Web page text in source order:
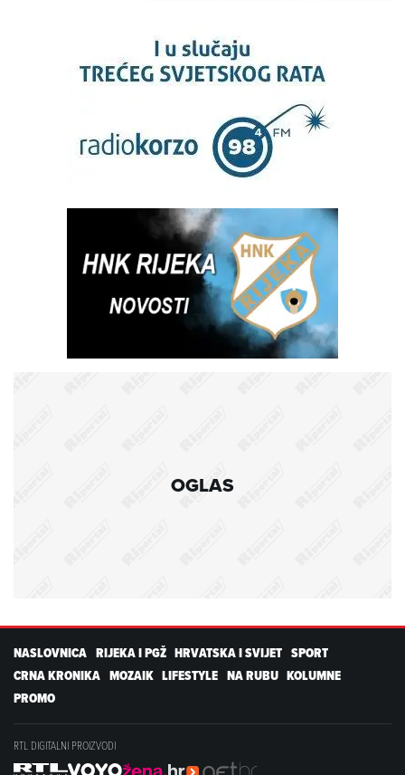
OGLAS
NASLOVNICA RIJEKA I PGŽ HRVATSKA I SVIJET SPORT
CRNA KRONIKA MOZAIK LIFESTYLE NA RUBU KOLUMNE
PROMO
RTL DIGITALNI PROIZVODI